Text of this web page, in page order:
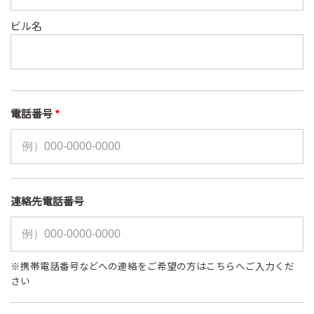
ビル名
電話番号*
連絡先電話番号
※携帯電話番号などへの連絡をご希望の方はこちらへご入力くだ
さい